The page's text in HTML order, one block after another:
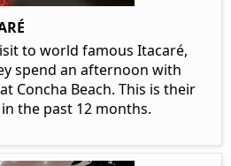
to world famous Itacaré,
spend an afternoon with
Concha Beach. This is their
the past 12 months.